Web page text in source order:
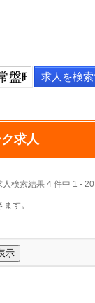
求人
人検索結果 4 件中 1 - 20
す。